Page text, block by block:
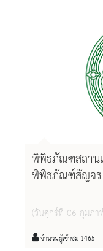
พิพิธภัณฑสถาน
พิพิธภัณฑ์สัญจร
(วันศุกร์ที่ 06 กุมภ
จำนวนผู้เข้าชม 1465